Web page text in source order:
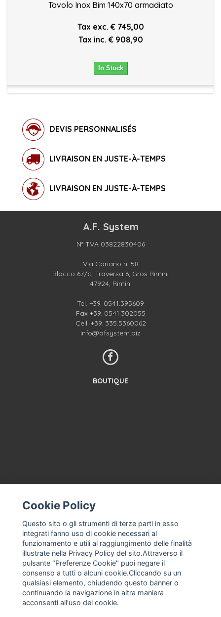
Tavolo Inox Bim 140x70 armadiato
Tax exc. € 745,00
Tax inc. € 908,90
In Stock
DEVIS PERSONNALISÉS
LIVRAISON EN JUSTE-À-TEMPS
LIVRAISON EN JUSTE-À-TEMPS
A.F. System
N° TVA 03822830406
Via Coriano n. 58
Blocco 67/c, Traversa 6, Gros Rimini
47924, Rimini
Tel. +39. 0541.395609
Fax +39. 0541.302055
Cell. +39. 335.5360062
info@afsystem.biz
BOUTIQUE
CONTACTEZ-NOUS
CONDITIONS GÉNÉRALES DE VENTE
ASSISTANCE À LA MACHINE À CRÈME GLACÉE, MAGASIN DE
CRÈME GLACÉE PROFESSIONNEL
ENTREPRISE DE MACHINE À CRÈME GLACÉE NEUVE ET
D'OCCASION, SERVICES DE PIÈCES DE RECHANGE
POLITIQUE DE CONFIDENTIALITÉ
FRANCO ANASTASIO, MACHINE À CRÈME GLACÉE,
CONGÉLATEUR PAR LOTS D'OCCASION
Cookie Policy
Questo sito o gli strumenti di terze parti in esso
integrati fanno uso di cookie necessari al
funzionamento e utili al raggiungimento delle finalità
illustrate nella Privacy Policy del sito.Attraverso il
pulsante "Preferenze Cookie" puoi negare il
consenso a tutti o alcuni cookie.Cliccando su un
qualsiasi elemento, chiudendo questo banner o
continuando la navigazione in altra maniera
acconsenti all'uso dei cookie.